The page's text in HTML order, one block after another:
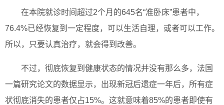
在本院就诊时间超过2个月的645名“准卧床”患者中，
76.4%已经恢复到一定程度，可以生活自理，或者可以工作。
所以，只要认真治疗，就会得到改善。
不过，彻底恢复到健康状态的情况并没有那么多，法国
一篇研究论文的数据显示，出现新冠后遗症一年后，所有症
状彻底消失的患者仅占15%。这就意味着85%的患者即使有